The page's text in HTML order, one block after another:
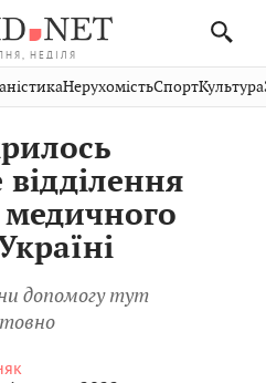
НЕДІЛЯ
Публікації
Авто СловкоКультура
Кіно Дім
ФотоОсвітаНерухомість
Домашні
тварини
НерухомістьСпортКультура
допомогу тут